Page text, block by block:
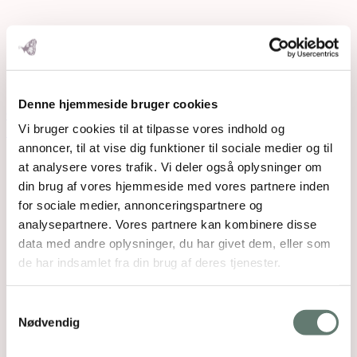
Denne hjemmeside bruger cookies
Vi bruger cookies til at tilpasse vores indhold og
annoncer, til at vise dig funktioner til sociale medier og til
at analysere vores trafik. Vi deler også oplysninger om
din brug af vores hjemmeside med vores partnere inden
for sociale medier, annonceringspartnere og
analysepartnere. Vores partnere kan kombinere disse
data med andre oplysninger, du har givet dem, eller som
de har indsamlet fra din brug af deres tjenester.
Nødvendig
Open post by rosemaimonide with ID
18131383003616293